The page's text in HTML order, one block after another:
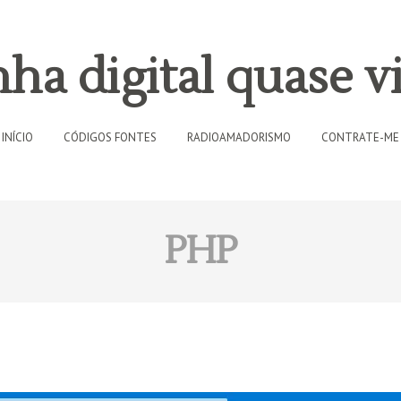
digital quase
INÍCIO CÓDIGOS FONTES RADIOAMADORISMO CONTRATE-ME
PHP